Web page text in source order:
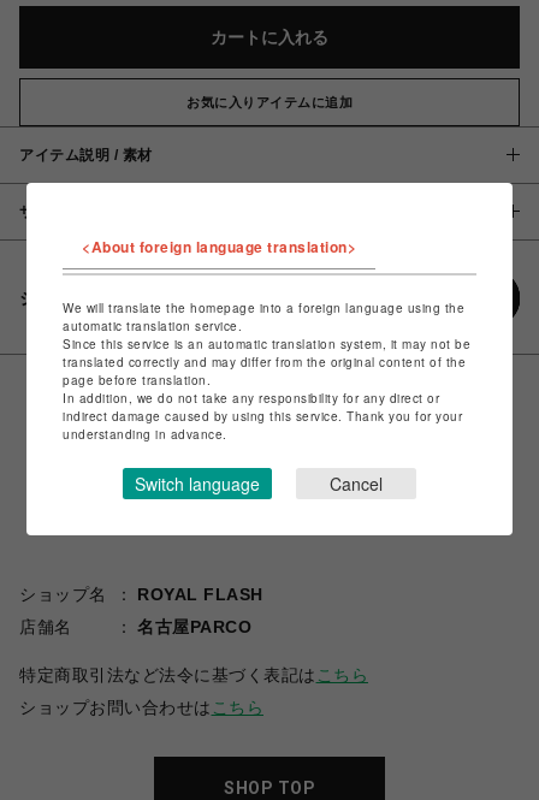
カートに入れる
お気に入りアイテムに追加
アイテム説明 / 素材
サイズ
シェアする
ショップ名
ROYAL FLASH
店舗名
名古屋PARCO
特定商取引法など法令に基づく表記は こちら
ショップお問い合わせは こちら
SHOP TOP
<About foreign language translation>
We will translate the homepage into a foreign language using the
automatic translation service.
Since this service is an automatic translation system, it may not be
translated correctly and may differ from the original content of the
page before translation.
In addition, we do not take any responsibility for any direct or
indirect damage caused by using this service. Thank you for your
understanding in advance.
Switch language Cancel